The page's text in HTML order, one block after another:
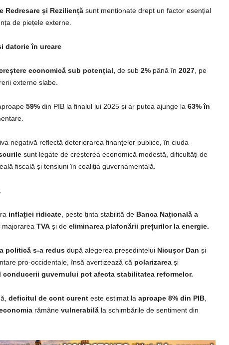
Redresare și Reziliențăsunt menționate drept un factor esențial
de piețele externe.
datorie în urcare
economică sub potențial, de sub 2% până în 2027, pe
externe slabe.
59% din PIB la finalul lui 2025 și ar putea ajunge la 63% în
negativă reflectă deteriorarea finanțelor publice, în ciuda
sunt legate de creșterea economică modestă, dificultăți de
fiscală și tensiuni în coaliția guvernamentală.
inflației ridicate, peste ținta stabilită de Banca Națională a
majorarea TVAși de eliminarea plafonării prețurilor la energie.
politică s-a redus după alegerea președintelui Nicușor Dan și
pro-occidentale, însă avertizează că polarizareași
conducerii guvernului pot afecta stabilitatea reformelor.
deficitul de cont curenteste estimat la aproape 8% din PIB,
rămâne vulnerabilăla schimbările de sentiment din